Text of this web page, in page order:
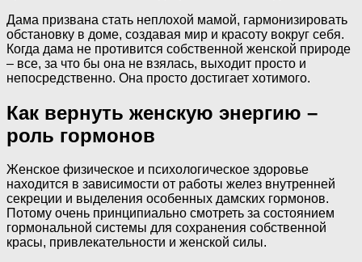
Дама призвана стать неплохой мамой, гармонизировать
обстановку в доме, создавая мир и красоту вокруг себя.
Когда дама не противится собственной женской природе
– все, за что бы она не взялась, выходит просто и
непосредственно. Она просто достигает хотимого.
Как вернуть женскую энергию –
роль гормонов
Женское физическое и психологическое здоровье
находится в зависимости от работы желез внутренней
секреции и выделения особенных дамских гормонов.
Потому очень принципиально смотреть за состоянием
гормональной системы для сохранения собственной
красы, привлекательности и женской силы.